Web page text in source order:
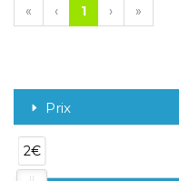
« ‹ 1 › »
Prix
2€